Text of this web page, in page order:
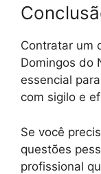
Contratar um
Domingos do
essencial
com sigilo e
Se você
questões
profissional